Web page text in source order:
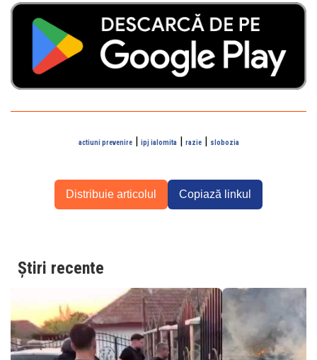
actiuni prevenire| ipj ialomita| razie| slobozia
Distribuie articolul Copiază linkul
Știri recente